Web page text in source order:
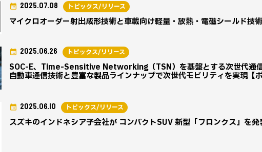
マイクロオーダー射出成形技術と車載向け軽量・放熱・電磁シールド技
2025.07.08 トピックス/リリース
SOC-E、Time-Sensitive Networking（TSN）を基盤とする次世代通
自動車通信技術と豊富な製品ラインナップで次世代モビリティを実現【
2025.06.26 トピックス/リリース
スズキのインドネシア子会社が コンパクトSUV 新型「フロンクス」を発
2025.06.10 トピックス/リリース